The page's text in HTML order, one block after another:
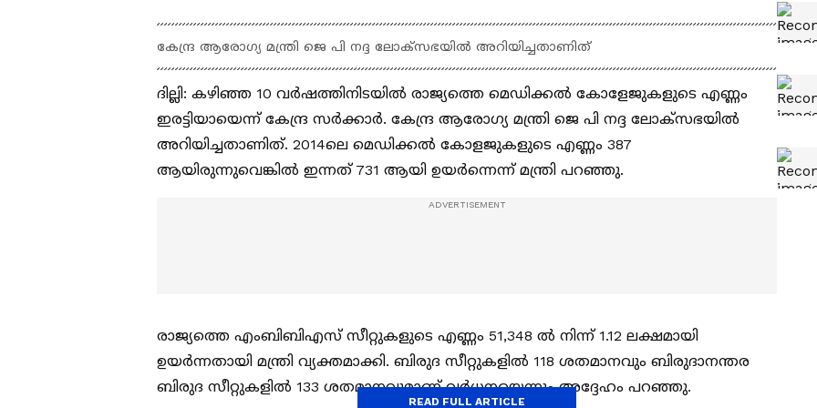
കേന്ദ്ര ആരോഗ്യ മന്ത്രി ജെ പി നദ്ദ ലോക്‌സഭയിൽ അറിയിച്ചതാണിത്
ദില്ലി: കഴിഞ്ഞ 10 വർഷത്തിനിടയിൽ രാജ്യത്തെ മെഡിക്കൽ കോളേജുകളുടെ എണ്ണം
ഇരട്ടിയായെന്ന് കേന്ദ്ര സർക്കാർ. കേന്ദ്ര ആരോഗ്യ മന്ത്രി ജെ പി നദ്ദ ലോക്‌സഭയിൽ
അറിയിച്ചതാണിത്. 2014ലെ മെഡിക്കൽ കോളജുകളുടെ എണ്ണം 387
ആയിരുന്നുവെങ്കിൽ ഇന്നത് 731 ആയി ഉയർന്നെന്ന് മന്ത്രി പറഞ്ഞു.
രാജ്യത്തെ എംബിബിഎസ് സീറ്റുകളുടെ എണ്ണം 51,348 ൽ നിന്ന് 1.12 ലക്ഷമായി
ഉയർന്നതായി മന്ത്രി വ്യക്തമാക്കി. ബിരുദ സീറ്റുകളിൽ 118 ശതമാനവും ബിരുദാനന്തര
ബിരുദ സീറ്റുകളിൽ 133 ശതമാനവുമാണ് വർധനയെന്നും അദ്ദേഹം പറഞ്ഞു.
READ FULL ARTICLE